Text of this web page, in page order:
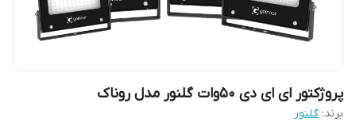
پروژکتور ای ای دی 50وات گلنور مدل روناک
برند: گلنور